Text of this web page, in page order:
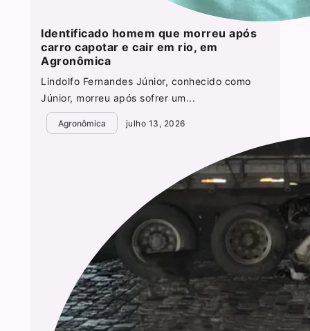
Identificado homem que morreu após
carro capotar e cair em rio, em
Agronômica
Lindolfo Fernandes Júnior, conhecido como
Júnior, morreu após sofrer um...
Agronômica julho 13, 2026